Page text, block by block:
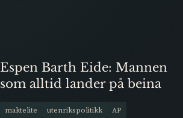
Espen Barth Eide: Mannen
som alltid lander på beina
maktelite utenrikspolitikk AP